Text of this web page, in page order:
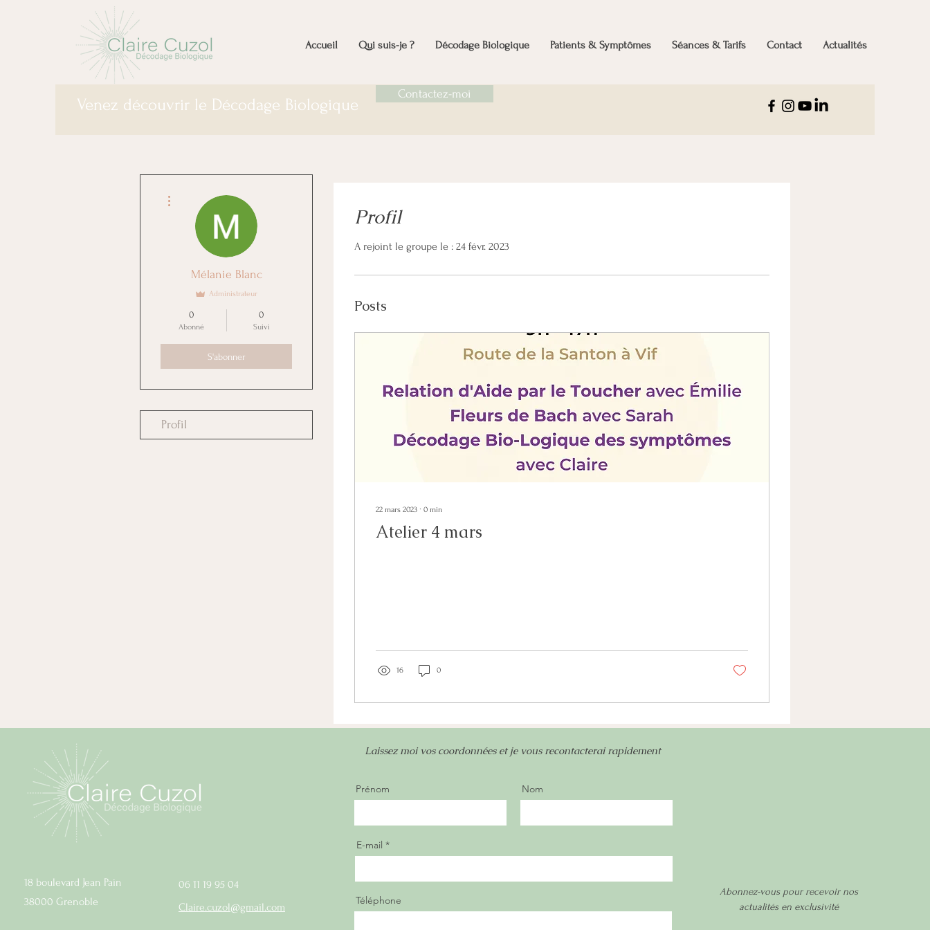
Accueil Qui suis-je ? Décodage Biologique Patients & Symptômes Séances & Tarifs Contact Actualités
Venez découvrir le Décodage Biologique
Contactez-moi
Profil
A rejoint le groupe le : 24 févr. 2023
Posts
22 mars 2023 ∙ 0 min
Atelier 4 mars
16 0
Mélanie Blanc
Administrateur
0
Abonné
0
Suivi
S'abonner
Profil
Claire.cuzol@gmail.com
06 11 19 95 04
18 boulevard Jean Pain
38000 Grenoble
Abonnez-vous pour recevoir nos
actualités en exclusivité
Prénom Nom
E-mail
Téléphone
Laissez moi vos coordonnées et je vous recontacterai rapidement